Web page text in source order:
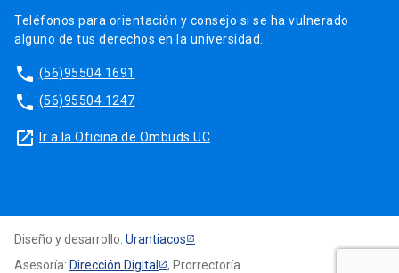
Teléfonos para orientación y consejo si se ha vulnerado
alguno de tus derechos en la universidad.
phone (56)95504 1691
phone (56)95504 1247
launch Ir a la Oficina de Ombuds UC
Diseño y desarrollo: Urantiacos
Asesoría: Dirección Digital , Prorrectoría